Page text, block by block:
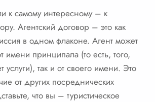
к самому интересному – к
Агентский договор – это как
в одном флаконе. Агент может
имени принципала (то есть, того,
услуги), так и от своего имени. Это
от других посреднических
что вы – туристическое